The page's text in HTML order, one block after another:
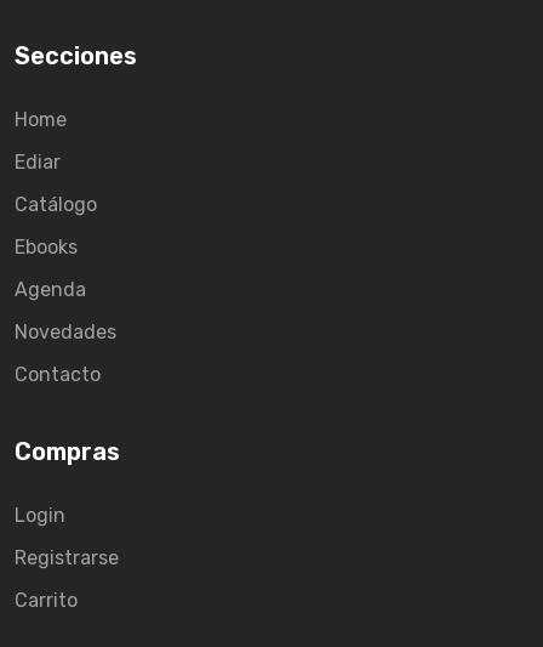
Secciones
Home
Ediar
Catálogo
Ebooks
Agenda
Novedades
Contacto
Compras
Login
Registrarse
Carrito